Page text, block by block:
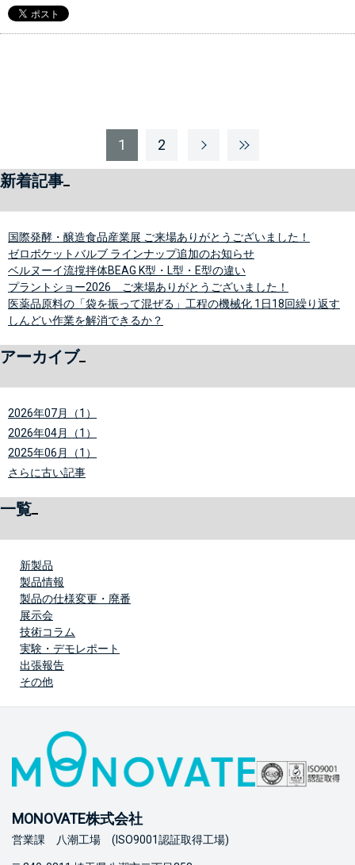
1 2
新着記事
国際発酵・醸造食品産業展 ご来場ありがとうございました！
ゼロポケットバルブ ラインナップ追加のお知らせ
ベルヌーイ流撹拌体BEAG K型・L型・E型の違い
プラントショー2026 ご来場ありがとうございました！
医薬品原料の「袋を振って混ぜる」工程の機械化 1日18回繰り返す
しんどい作業を解消できるか？
アーカイブ
2026年07月（1）
2026年04月（1）
2025年06月（1）
さらに古い記事
一覧
新製品
製品情報
製品の仕様変更・廃番
展示会
技術コラム
実験・デモレポート
出張報告
その他
MONOVATE株式会社
営業課 八潮工場 (ISO9001認証取得工場)